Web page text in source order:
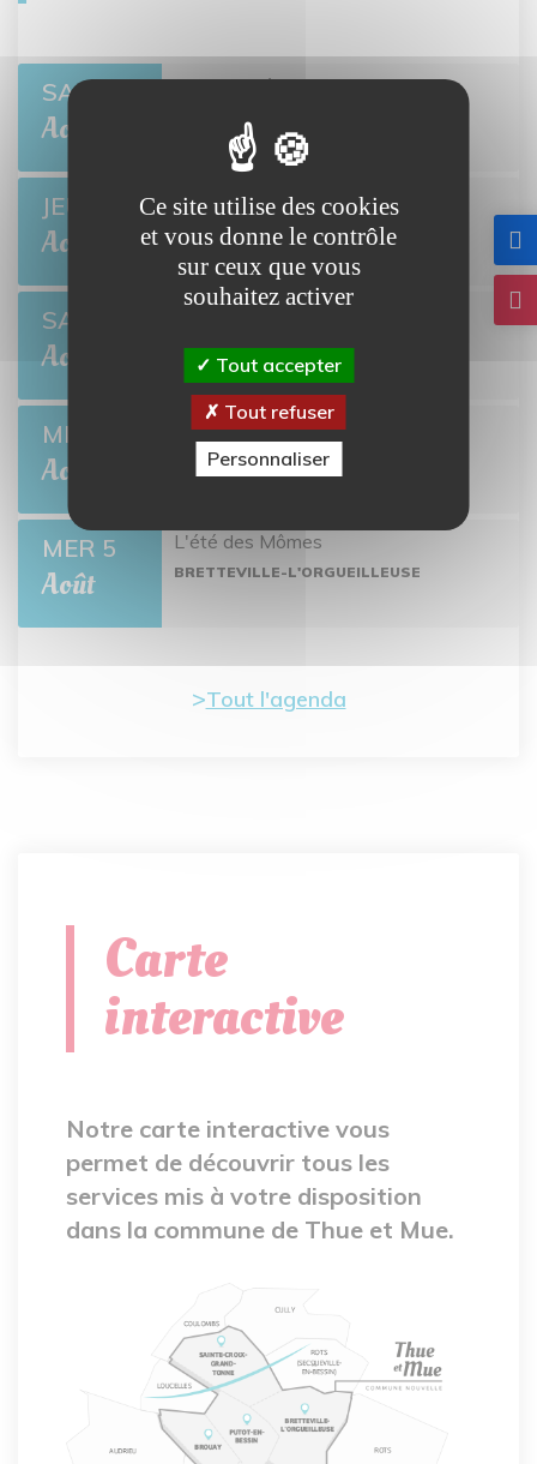
SAM 8
Août
Open de pétanque
JEU 13
Août
Ciné-môme : Ponyo
BRETTEVILLE-L'ORGUEILLEUSE
SAM 22
Août BRETTEVILLE-L'ORGUEILLEUSE
MER 26
Août
Collecte de sang
BRETTEVILLE-L'ORGUEILLEUSE
MER 5
Août
L'été des Mômes
BRETTEVILLE-L'ORGUEILLEUSE
Tout l'agenda
Carte
interactive
Notre carte interactive vous
permet de découvrir tous les
services mis à votre disposition
dans la commune de Thue et Mue.
Ce site utilise des cookies
et vous donne le contrôle
sur ceux que vous
souhaitez activer
Tout accepter
Tout refuser
Personnaliser